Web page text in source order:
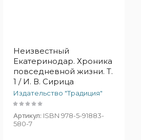
Неизвестный
Екатеринодар. Хроника
повседневной жизни. Т.
1 / И. В. Сирица
Издательство "Традиция"
Артикул: ISBN 978-5-91883-
580-7